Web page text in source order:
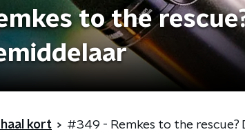
to the
kort #349 - Remkes to the rescue?